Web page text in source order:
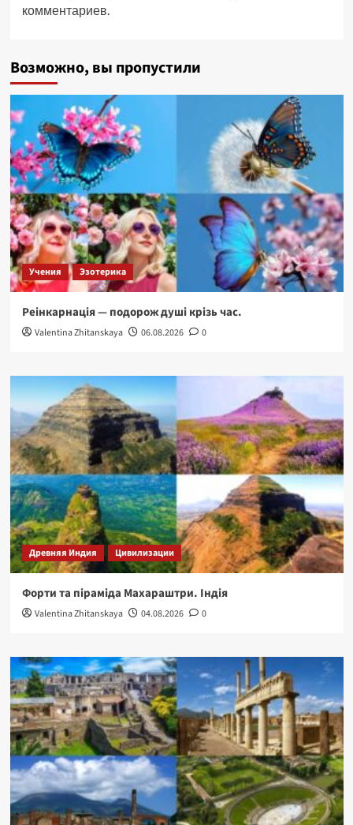
комментариев.
Возможно, вы пропустили
Учения Эзотерика
Реінкарнація — подорож душі крізь час.
Valentina Zhitanskaya 06.08.2026 0
Древняя Индия Цивилизации
Форти та піраміда Махараштри. Індія
Valentina Zhitanskaya 04.08.2026 0